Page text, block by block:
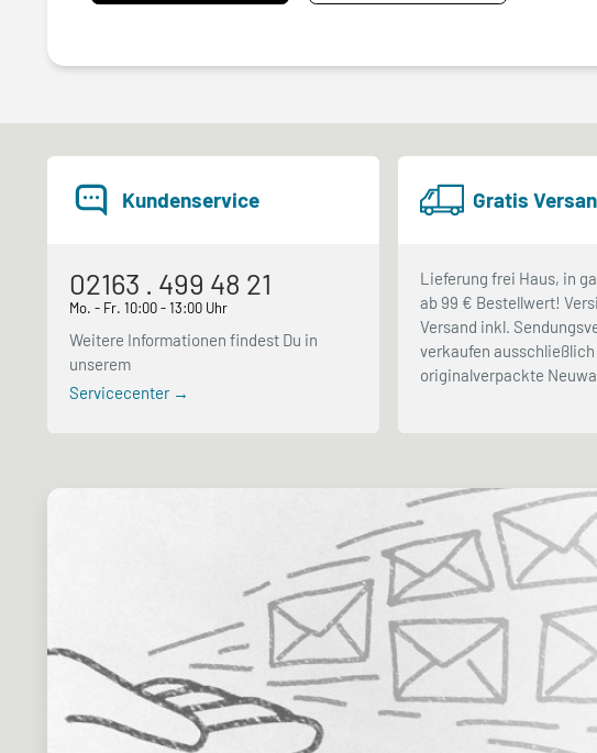
Kundenservice
02163 . 499 48 21
Mo. - Fr. 10:00 - 13:00 Uhr
Weitere Informationen findest Du in
unserem
Servicecenter →
Gratis
Lieferung frei Haus, in
ab 99 € Bestellwert!
Versand inkl.
verkaufen ausschließlich
originalverpackte